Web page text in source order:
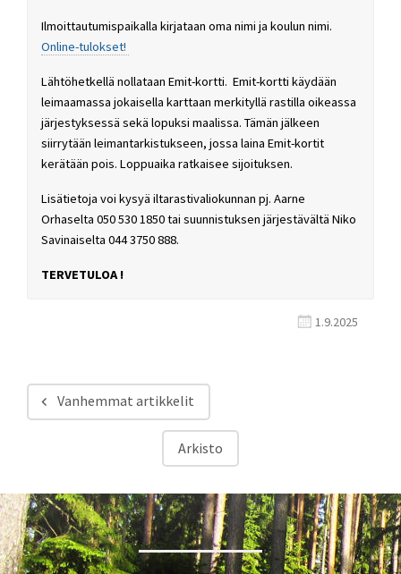
Ilmoittautumispaikalla kirjataan oma nimi ja koulun nimi.
Online-tulokset!
Lähtöhetkellä nollataan Emit-kortti. Emit-kortti käydään
leimaamassa jokaisella karttaan merkityllä rastilla oikeassa
järjestyksessä sekä lopuksi maalissa. Tämän jälkeen
siirrytään leimantarkistukseen, jossa laina Emit-kortit
kerätään pois. Loppuaika ratkaisee sijoituksen.
Lisätietoja voi kysyä iltarastivaliokunnan pj. Aarne
Orhaselta 050 530 1850 tai suunnistuksen järjestävältä Niko
Savinaiselta 044 3750 888.
TERVETULOA !
1.9.2025
Artikkelien
Vanhemmat artikkelit
Arkisto